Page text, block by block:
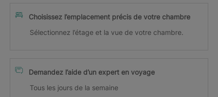
Choisissez l’emplacement précis de votre chambre
Sélectionnez l’étage et la vue de votre chambre.
Demandez l’aide d’un expert en voyage
Tous les jours de la semaine